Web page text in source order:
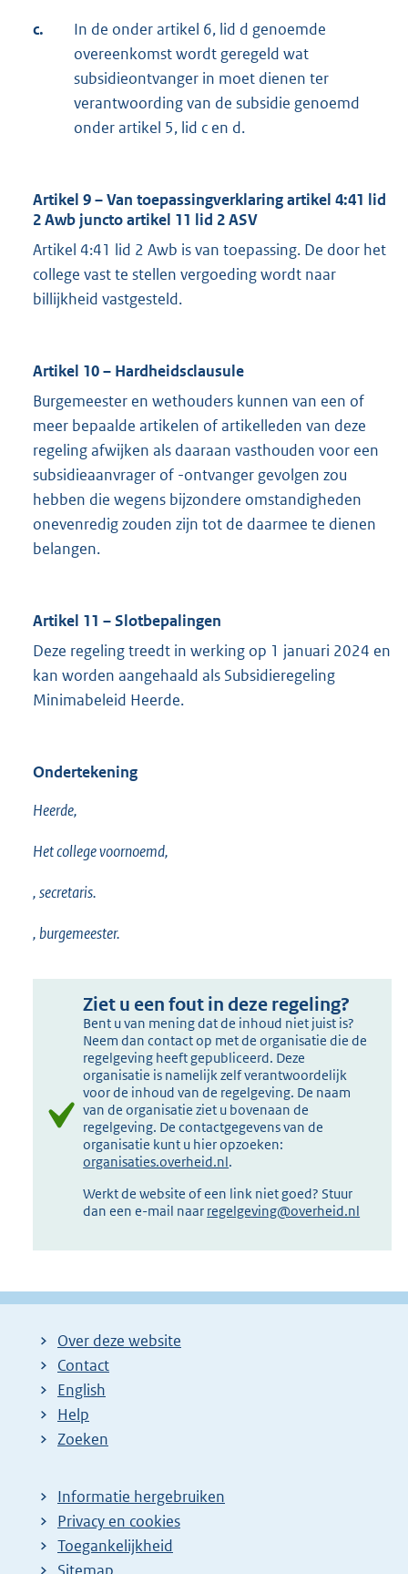
c.
In de onder artikel 6, lid d genoemde
overeenkomst wordt geregeld wat
subsidieontvanger in moet dienen ter
verantwoording van de subsidie genoemd
onder artikel 5, lid c en d.
Artikel 9 – Van toepassingverklaring artikel 4:41 lid
2 Awb juncto artikel 11 lid 2 ASV
Artikel 4:41 lid 2 Awb is van toepassing. De door het
college vast te stellen vergoeding wordt naar
billijkheid vastgesteld.
Artikel 10 – Hardheidsclausule
Burgemeester en wethouders kunnen van een of
meer bepaalde artikelen of artikelleden van deze
regeling afwijken als daaraan vasthouden voor een
subsidieaanvrager of -ontvanger gevolgen zou
hebben die wegens bijzondere omstandigheden
onevenredig zouden zijn tot de daarmee te dienen
belangen.
Artikel 11 – Slotbepalingen
Deze regeling treedt in werking op 1 januari 2024 en
kan worden aangehaald als Subsidieregeling
Minimabeleid Heerde.
Ondertekening
Heerde,
Het college voornoemd,
, secretaris.
, burgemeester.
Ziet u een fout in deze regeling?
Bent u van mening dat de inhoud niet juist is?
Neem dan contact op met de organisatie die de
regelgeving heeft gepubliceerd. Deze
organisatie is namelijk zelf verantwoordelijk
voor de inhoud van de regelgeving. De naam
van de organisatie ziet u bovenaan de
regelgeving. De contactgegevens van de
organisatie kunt u hier opzoeken:
organisaties.overheid.nl.
Werkt de website of een link niet goed? Stuur
dan een e-mail naar regelgeving@overheid.nl
Over deze website
Contact
English
Help
Zoeken
Informatie hergebruiken
Privacy en cookies
Toegankelijkheid
Sitemap